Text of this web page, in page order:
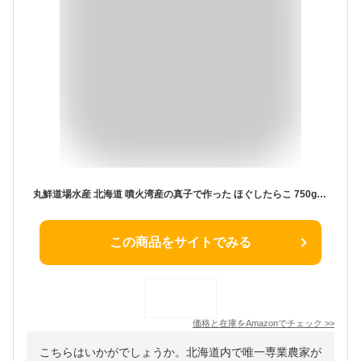
丸鮮道場水産 北海道 噴火湾産の真子で作った ほぐしたらこ 750g(150g×5個)｜ たらこ タラコ 北海道産 国産 減塩 ギフト 業務用 小分け 大容量 お中元 お取り寄せ 高級
この商品をサイトでみる
価格と在庫をAmazonでチェック >>
こちらはいかがでしょうか。北海道内で唯一専業農家が